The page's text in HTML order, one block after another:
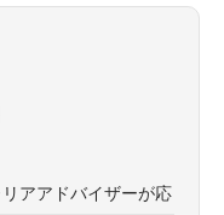
アアドバイザーが応